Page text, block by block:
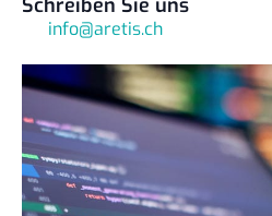
Schreiben Sie uns
info@aretis.ch